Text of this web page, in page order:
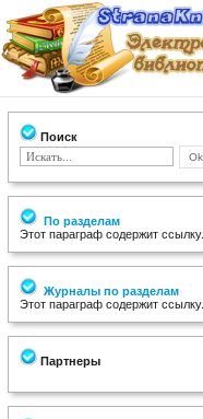
Поиск
По разделам
Этот параграф содержит ссылку.
Журналы по разделам
Этот параграф содержит ссылку.
Партнеры